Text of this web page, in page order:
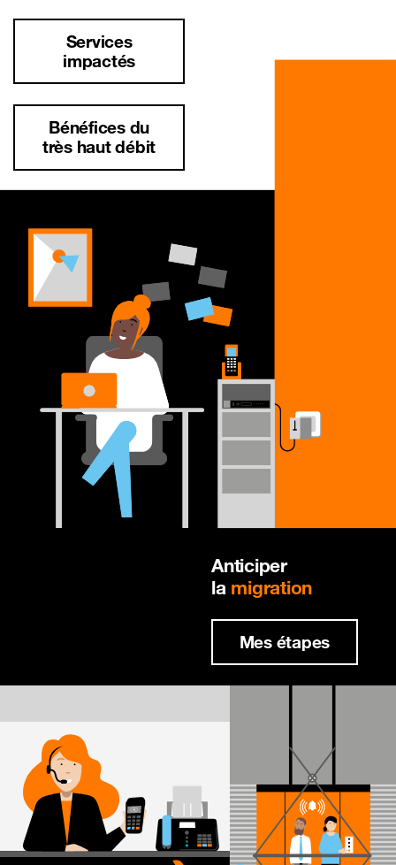
Services
impactés
Bénéfices du
très haut débit
Anticiper
la migration
Mes étapes